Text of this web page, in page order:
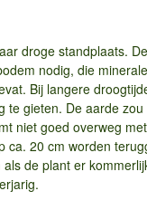
droge standplaats.
nodig, die
Bij langere
te gieten. De aarde zou
niet goed overweg
ca. 20 cm worden
de plant er